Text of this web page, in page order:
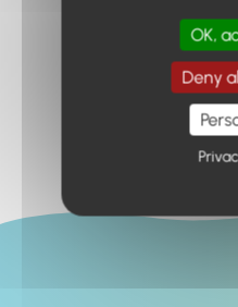
Retour
OK,
Deny